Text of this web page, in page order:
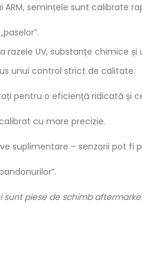
semințele sunt calibrate
razele UV, substanțe chimice și
unui control strict de calitate.
pentru o eficiență ridicată și
cu mare precizie.
suplimentare – senzorii pot
sunt piese de schimb